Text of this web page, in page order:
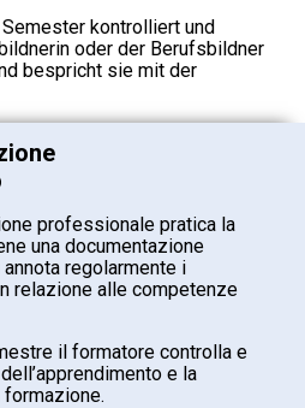
kontrolliert und
oder der Berufsbildner
bespricht sie mit der
professionale pratica la
una documentazione
regolarmente i
relazione alle competenze
il formatore controlla e
e la